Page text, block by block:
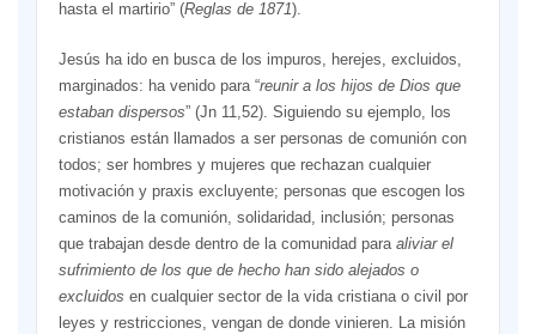
hasta el martirio” (Reglas de 1871).
Jesús ha ido en busca de los impuros, herejes, excluidos,
marginados: ha venido para “reunir a los hijos de Dios que
estaban dispersos” (Jn 11,52). Siguiendo su ejemplo, los
cristianos están llamados a ser personas de comunión con
todos; ser hombres y mujeres que rechazan cualquier
motivación y praxis excluyente; personas que escogen los
caminos de la comunión, solidaridad, inclusión; personas
que trabajan desde dentro de la comunidad para aliviar el
sufrimiento de los que de hecho han sido alejados o
excluidos en cualquier sector de la vida cristiana o civil por
leyes y restricciones, vengan de donde vinieren. La misión